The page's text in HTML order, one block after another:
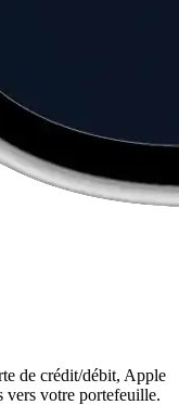
de crédit/débit, Apple
vers votre portefeuille.